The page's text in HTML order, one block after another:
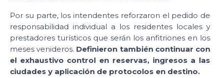
Por su parte, los intendentes reforzaron el pedido de
responsabilidad individual a los residentes locales y
prestadores turísticos que serán los anfitriones en los
meses venideros. Definieron también continuar con
el exhaustivo control en reservas, ingresos a las
ciudades y aplicación de protocolos en destino.